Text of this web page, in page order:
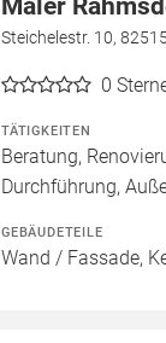
Maler
Steichelestr. 10,
0
TÄTIGKEITEN
Beratung,
Durchführung,
GEBÄUDETEILE
Wand / Fassade,